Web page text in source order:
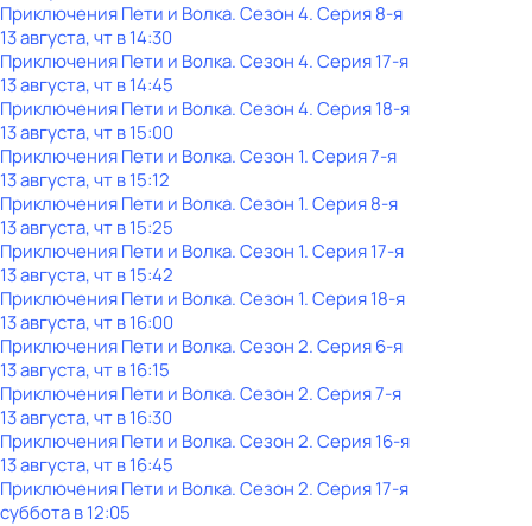
Приключения Пети и Волка. Сезон 4. Серия 8-я
13 августа, чт в 14:30
Приключения Пети и Волка. Сезон 4. Серия 17-я
13 августа, чт в 14:45
Приключения Пети и Волка. Сезон 4. Серия 18-я
13 августа, чт в 15:00
Приключения Пети и Волка. Сезон 1. Серия 7-я
13 августа, чт в 15:12
Приключения Пети и Волка. Сезон 1. Серия 8-я
13 августа, чт в 15:25
Приключения Пети и Волка. Сезон 1. Серия 17-я
13 августа, чт в 15:42
Приключения Пети и Волка. Сезон 1. Серия 18-я
13 августа, чт в 16:00
Приключения Пети и Волка. Сезон 2. Серия 6-я
13 августа, чт в 16:15
Приключения Пети и Волка. Сезон 2. Серия 7-я
13 августа, чт в 16:30
Приключения Пети и Волка. Сезон 2. Серия 16-я
13 августа, чт в 16:45
Приключения Пети и Волка. Сезон 2. Серия 17-я
субботав12:05